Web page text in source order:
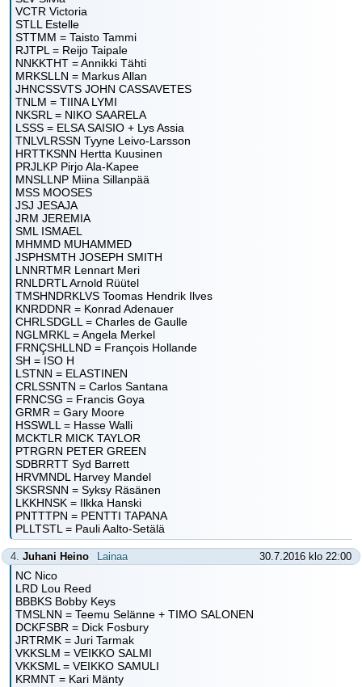
VCTR Victoria
STLL Estelle
STTMM = Taisto Tammi
RJTPL = Reijo Taipale
NNKKTHT = Annikki Tähti
MRKSLLN = Markus Allan
JHNCSSVTS JOHN CASSAVETES
TNLM = TIINA LYMI
NKSRL = NIKO SAARELA
LSSS = ELSA SAISIO + Lys Assia
TNLVLRSSN Tyyne Leivo-Larsson
HRTTKSNN Hertta Kuusinen
PRJLKP Pirjo Ala-Kapee
MNSLLNP Miina Sillanpää
MSS MOOSES
JSJ JESAJA
JRM JEREMIA
SML ISMAEL
MHMMD MUHAMMED
JSPHSMTH JOSEPH SMITH
LNNRTMR Lennart Meri
RNLDRTL Arnold Rüütel
TMSHNDRKLVS Toomas Hendrik Ilves
KNRDDNR = Konrad Adenauer
CHRLSDGLL = Charles de Gaulle
NGLMRKL = Angela Merkel
FRNÇSHLLND = François Hollande
SH = ISO H
LSTNN = ELASTINEN
CRLSSNTN = Carlos Santana
FRNCSG = Francis Goya
GRMR = Gary Moore
HSSWLL = Hasse Walli
MCKTLR MICK TAYLOR
PTRGRN PETER GREEN
SDBRRTT Syd Barrett
HRVMNDL Harvey Mandel
SKSRSNN = Syksy Räsänen
LKKHNSK = Ilkka Hanski
PNTTTPN = PENTTI TAPANA
PLLTSTL = Pauli Aalto-Setälä
4. Juhani Heino Lainaa 30.7.2016 klo 22:00
NC Nico
LRD Lou Reed
BBBKS Bobby Keys
TMSLNN = Teemu Selänne + TIMO SALONEN
DCKFSBR = Dick Fosbury
JRTRMK = Juri Tarmak
VKKSLM = VEIKKO SALMI
VKKSML = VEIKKO SAMULI
KRMNT = Kari Mänty